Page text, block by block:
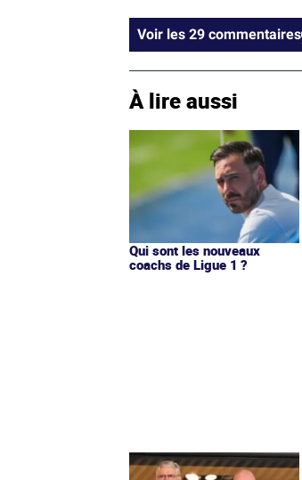
Voir les 29 commentaires
À lire aussi
Qui sont les nouveaux
coachs de Ligue 1 ?